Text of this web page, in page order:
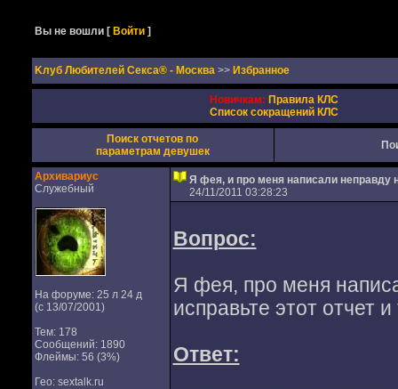
Вы не вошли [Войти ]
Kлуб Любителей Секса® - Москва >> Избранное
Новичкам: Правила КЛС
Список сокращений КЛС
Поиск отчетов по
параметрам девушек
Архивариус
Служебный
На форуме: 25 л 24 д
(с 13/07/2001)
Тем: 178
Сообщений: 1890
Флеймы: 56 (3%)
Гео: sextalk.ru
Я фея, и про меня написали неправду
24/11/2011 03:28:23
Вопрос:
Я фея, про меня
исправьте этот отчет и
Ответ: